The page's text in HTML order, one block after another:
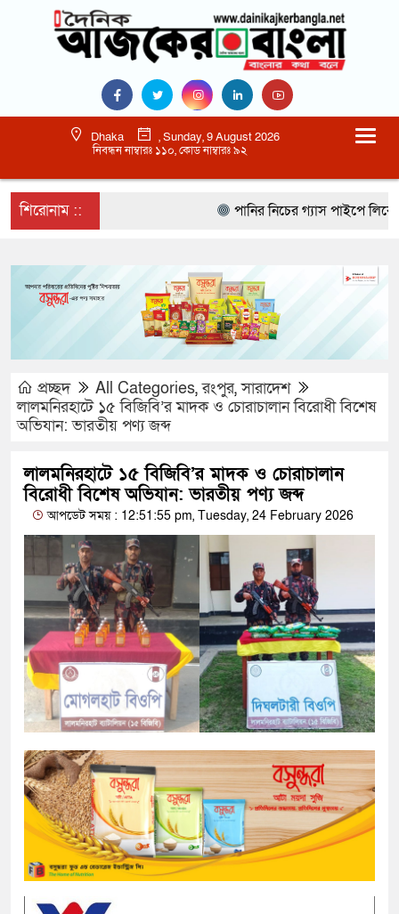
Dhaka
, Sunday, 9 August 2026
নিবন্ধন নাম্বারঃ ১১০, কোড নাম্বারঃ ৯২
শিরোনাম :: পানির নিচের গ্যাস পাইপে লিকেজ,
প্রচ্ছদ All Categories,রংপুর,সারাদেশ
লালমনিরহাটে ১৫ বিজিবি’র মাদক ও চোরাচালান বিরোধী বিশেষ
অভিযান: ভারতীয় পণ্য জব্দ
লালমনিরহাটে ১৫ বিজিবি’র মাদক ও চোরাচালান
বিরোধী বিশেষ অভিযান: ভারতীয় পণ্য জব্দ
আপডেট সময় : 12:51:55 pm, Tuesday, 24 February 2026